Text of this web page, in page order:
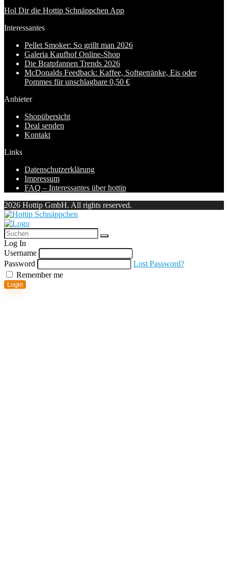
Hol Dir die Hottip Schnäppchen App
Interessantes
Pellet Smoker: So grillt man 2026
Galeria Kaufhof Online-Shop
Die Bratpfannen Trends 2026
McDonalds Feedback: Kaffee, Softgetränke, Eis oder
Pommes für unschlagbare 0,50 €
Anbieter
Shopübersicht
Deal senden
Kontakt
Links
Datenschutzerklärung
Impressum
FAQ – Interessantes über hottip
2026 Hottip GmbH. All rights reserved.
Log In
Username
Password
Lost Password?
Remember me
Login